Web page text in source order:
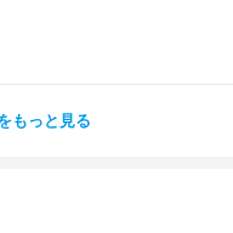
います。
もっと見る